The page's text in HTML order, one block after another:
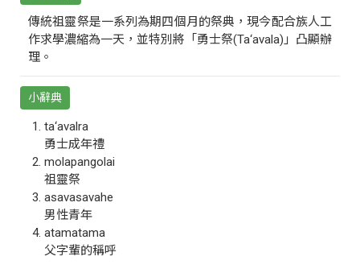
傳統祖靈祭是一系列為期四個月的祭典，現今配合族人工
作求學濃縮為一天，並特別將「勇士祭(Ta‘avala)」凸顯辦
理。
小辭典
ta‘avalra
勇士成年禮
molapangolai
祖靈祭
asavasavahe
男性青年
atamatama
父字輩的稱呼